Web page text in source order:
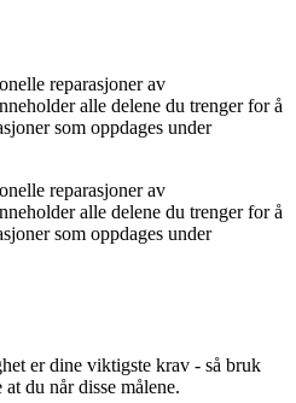
reparasjoner av
alle delene du trenger for å
som oppdages under
reparasjoner av
alle delene du trenger for å
som oppdages under
er dine viktigste krav - så bruk
du når disse målene.